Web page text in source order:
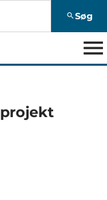
search Søg
menu